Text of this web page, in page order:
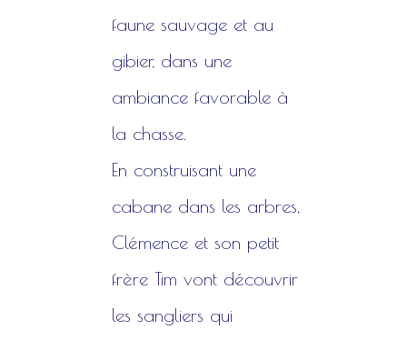
faune sauvage et au
gibier, dans une
ambiance favorable à
la chasse.
En construisant une
cabane dans les arbres,
Clémence et son petit
frère Tim vont découvrir
les sangliers qui